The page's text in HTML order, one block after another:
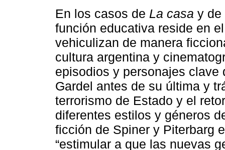
En los casos de La casa y de
función educativa reside en
vehiculizan de manera
cultura argentina y
episodios y personajes
Gardel antes de su última y
terrorismo de Estado y el
diferentes estilos y géneros
ficción de Spiner y Piterbarg
“estimular a que las nuevas